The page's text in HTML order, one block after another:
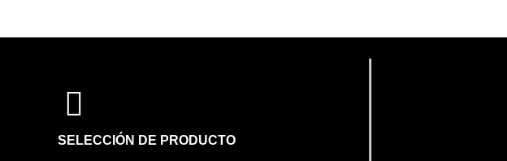
SELECCIÓN DE PRODUCTO